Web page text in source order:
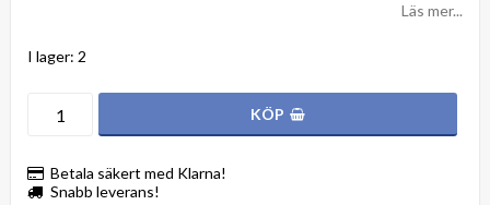
Läs mer...
I lager: 2
KÖP
Betala säkert med Klarna!
Snabb leverans!